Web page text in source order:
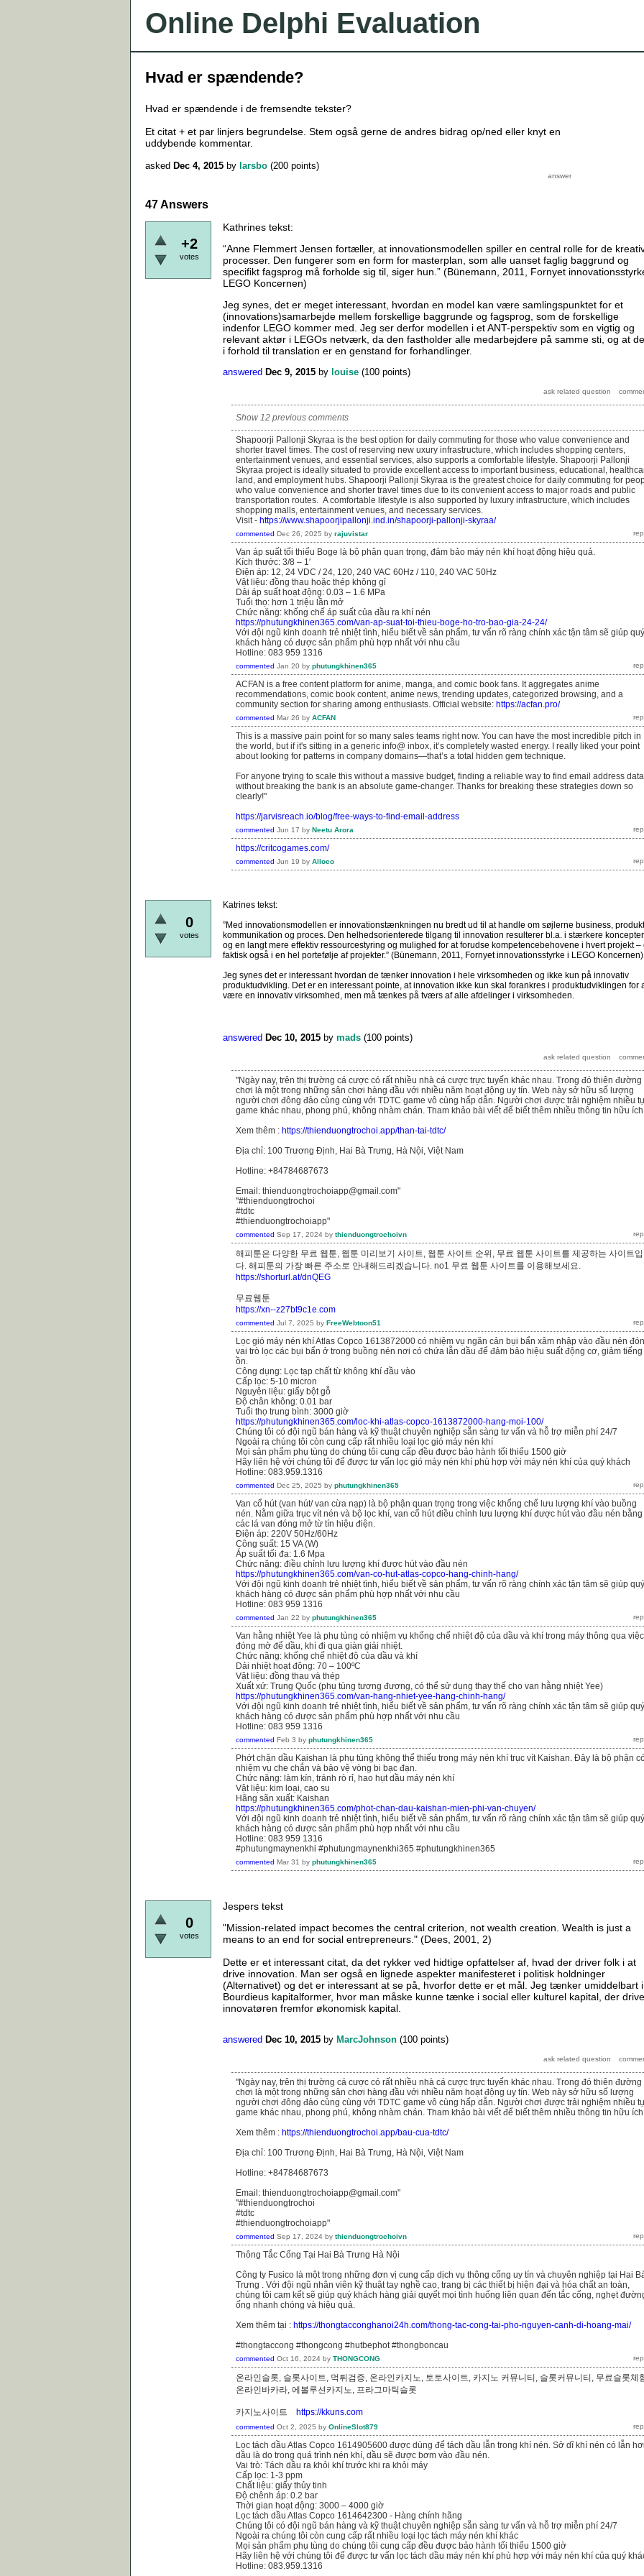
Online Delphi Evaluation
Hvad er spændende?
Hvad er spændende i de fremsendte tekster?
Et citat + et par linjers begrundelse. Stem også gerne de andres bidrag op/ned eller knyt en
uddybende kommentar.
asked Dec 4, 2015 by larsbo (200 points)
47 Answers
+2
votes
Kathrines tekst:
“Anne Flemmert Jensen fortæller, at innovationsmodellen spiller en central rolle for de
processer. Den fungerer som en form for masterplan, som alle uanset faglig baggrund og
specifikt fagsprog må forholde sig til, siger hun.” (Bünemann, 2011, Fornyet
LEGO Koncernen)
Jeg synes, det er meget interessant, hvordan en model kan være samlingspunktet for et
(innovations)samarbejde mellem forskellige baggrunde og fagsprog, som de forskellige
indenfor LEGO kommer med. Jeg ser derfor modellen i et ANT-perspektiv som en vigtig og
relevant aktør i LEGOs netværk, da den fastholder alle medarbejdere på samme sti, og at
i forhold til translation er en genstand for forhandlinger.
answered Dec 9, 2015 by louise (100 points)
Show 12 previous comments
Shapoorji Pallonji Skyraa is the best option for daily commuting for those who value convenience and
shorter travel times. The cost of reserving new uxury infrastructure, which includes shopping centers,
entertainment venues, and essential services, also supports a comfortable lifestyle. Shapoorji Pallonji
Skyraa project is ideally situated to provide excellent access to important business, educational,
land, and employment hubs. Shapoorji Pallonji Skyraa is the greatest choice for daily commuting for
who value convenience and shorter travel times due to its convenient access to major roads and public
transportation routes. A comfortable lifestyle is also supported by luxury infrastructure, which includes
shopping malls, entertainment venues, and necessary services.
Visit - https://www.shapoorjipallonji.ind.in/shapoorji-pallonji-skyraa/
commented Dec 26, 2025 by rajuvistar
Van áp suất tối thiểu Boge là bộ phận quan trọng, đảm bảo máy nén khí hoạt động hiệu quả.
Kích thước: 3/8 – 1′
Điện áp: 12, 24 VDC / 24, 120, 240 VAC 60Hz / 110, 240 VAC 50Hz
Vật liệu: đồng thau hoặc thép không gỉ
Dải áp suất hoạt động: 0.03 – 1.6 MPa
Tuổi thọ: hơn 1 triệu lần mở
Chức năng: khống chế áp suất của đầu ra khí nén
https://phutungkhinen365.com/van-ap-suat-toi-thieu-boge-ho-tro-bao-gia-24-24/
Với đội ngũ kinh doanh trẻ nhiệt tình, hiểu biết về sản phẩm, tư vấn rõ ràng chính xác tận tâm sẽ giúp quý
khách hàng có được sản phẩm phù hợp nhất với nhu cầu
Hotline: 083 959 1316
commented Jan 20 by phutungkhinen365
ACFAN is a free content platform for anime, manga, and comic book fans. It aggregates anime
recommendations, comic book content, anime news, trending updates, categorized browsing, and a
community section for sharing among enthusiasts. Official website: https://acfan.pro/
commented Mar 26 by ACFAN
This is a massive pain point for so many sales teams right now. You can have the most incredible pitch in
the world, but if it's sitting in a generic info@ inbox, it’s completely wasted energy. I really liked your point
about looking for patterns in company domains—that’s a total hidden gem technique.
For anyone trying to scale this without a massive budget, finding a reliable way to find email address data
without breaking the bank is an absolute game-changer. Thanks for breaking these strategies down so
clearly!"
https://jarvisreach.io/blog/free-ways-to-find-email-address
commented Jun 17 by Neetu Arora
https://critcogames.com/
commented Jun 19 by Alloco
0
votes
Katrines tekst:
”Med innovationsmodellen er innovationstænkningen nu bredt ud til at handle om søjlerne business,
kommunikation og proces. Den helhedsorienterede tilgang til innovation resulterer bl.a. i stærkere koncepter
og en langt mere effektiv ressourcestyring og mulighed for at forudse kompetencebehovene i hvert projekt –
faktisk også i en hel portefølje af projekter.” (Bünemann, 2011, Fornyet innovationsstyrke i LEGO Koncernen)
Jeg synes det er interessant hvordan de tænker innovation i hele virksomheden og ikke kun på innovativ
produktudvikling. Det er en interessant pointe, at innovation ikke kun skal forankres i produktudviklingen for
være en innovativ virksomhed, men må tænkes på tværs af alle afdelinger i virksomheden.
answered Dec 10, 2015 by mads (100 points)
"Ngày nay, trên thị trường cá cược có rất nhiều nhà cá cược trực tuyến khác nhau. Trong đó thiên đường
chơi là một trong những sân chơi hàng đầu với nhiều năm hoạt động uy tín. Web này sở hữu số lượng
người chơi đông đảo cùng cùng với TDTC game vô cùng hấp dẫn. Người chơi được trải nghiệm nhiều
game khác nhau, phong phú, không nhàm chán. Tham khảo bài viết để biết thêm nhiều thông tin hữu
Xem thêm : https://thienduongtrochoi.app/than-tai-tdtc/
Địa chỉ: 100 Trương Định, Hai Bà Trưng, Hà Nội, Việt Nam
Hotline: +84784687673
Email: thienduongtrochoiapp@gmail.com"
"#thienduongtrochoi
#tdtc
#thienduongtrochoiapp"
commented Sep 17, 2024 by thienduongtrochoivn
해피툰은 다양한 무료 웹툰, 웹툰 미리보기 사이트, 웹툰 사이트 순위, 무료 웹툰 사이트를 제공하는 사이트
다. 해피툰의 가장 빠른 주소로 안내해드리겠습니다. no1 무료 웹툰 사이트를 이용해보세요.
https://shorturl.at/dnQEG
무료웹툰
https://xn--z27bt9c1e.com
commented Jul 7, 2025 by FreeWebtoon51
Lọc gió máy nén khí Atlas Copco 1613872000 có nhiệm vụ ngăn cản bụi bẩn xâm nhập vào đầu nén
vai trò lọc các bụi bẩn ở trong buồng nén nơi có chứa lẫn dầu để đảm bảo hiệu suất động cơ, giảm tiếng
ồn.
Công dụng: Lọc tạp chất từ không khí đầu vào
Cấp lọc: 5-10 micron
Nguyên liệu: giấy bột gỗ
Độ chân không: 0.01 bar
Tuổi thọ trung bình: 3000 giờ
https://phutungkhinen365.com/loc-khi-atlas-copco-1613872000-hang-moi-100/
Chúng tôi có đội ngũ bán hàng và kỹ thuật chuyên nghiệp sẵn sàng tư vấn và hỗ trợ miễn phí 24/7
Ngoài ra chúng tôi còn cung cấp rất nhiều loại lọc gió máy nén khí
Mọi sản phẩm phụ tùng do chúng tôi cung cấp đều được bảo hành tối thiểu 1500 giờ
Hãy liên hệ với chúng tôi để được tư vấn lọc gió máy nén khí phù hợp với máy nén khí của quý khách
Hotline: 083.959.1316
commented Dec 25, 2025 by phutungkhinen365
Van cổ hút (van hút/ van cừa nạp) là bộ phận quan trọng trong việc khống chế lưu lượng khí vào buồng
nén. Nằm giữa trục vít nén và bộ lọc khí, van cổ hút điều chỉnh lưu lượng khí được hút vào đầu nén bằng
các lá van đóng mở từ tín hiệu điện.
Điện áp: 220V 50Hz/60Hz
Công suất: 15 VA (W)
Áp suất tối đa: 1.6 Mpa
Chức năng: điều chỉnh lưu lượng khí được hút vào đầu nén
https://phutungkhinen365.com/van-co-hut-atlas-copco-hang-chinh-hang/
Với đội ngũ kinh doanh trẻ nhiệt tình, hiểu biết về sản phẩm, tư vấn rõ ràng chính xác tận tâm sẽ giúp quý
khách hàng có được sản phẩm phù hợp nhất với nhu cầu
Hotline: 083 959 1316
commented Jan 22 by phutungkhinen365
Van hằng nhiệt Yee là phụ tùng có nhiệm vụ khống chế nhiệt độ của dầu và khí trong máy thông qua việc
đóng mở để dầu, khí đi qua giàn giải nhiệt.
Chức năng: khống chế nhiệt độ của dầu và khí
Dải nhiệt hoạt động: 70 – 100ºC
Vật liệu: đồng thau và thép
Xuất xứ: Trung Quốc (phụ tùng tương đương, có thể sử dụng thay thế cho van hằng nhiệt Yee)
https://phutungkhinen365.com/van-hang-nhiet-yee-hang-chinh-hang/
Với đội ngũ kinh doanh trẻ nhiệt tình, hiểu biết về sản phẩm, tư vấn rõ ràng chính xác tận tâm sẽ giúp quý
khách hàng có được sản phẩm phù hợp nhất với nhu cầu
Hotline: 083 959 1316
commented Feb 3 by phutungkhinen365
Phớt chặn dầu Kaishan là phụ tùng không thể thiếu trong máy nén khí trục vít Kaishan. Đây là bộ phận
nhiệm vụ che chắn và bảo vệ vòng bi bạc đạn.
Chức năng: làm kín, tránh rò rỉ, hao hụt dầu máy nén khí
Vật liệu: kim loại, cao su
Hãng sãn xuất: Kaishan
https://phutungkhinen365.com/phot-chan-dau-kaishan-mien-phi-van-chuyen/
Với đội ngũ kinh doanh trẻ nhiệt tình, hiểu biết về sản phẩm, tư vấn rõ ràng chính xác tận tâm sẽ giúp quý
khách hàng có được sản phẩm phù hợp nhất với nhu cầu
Hotline: 083 959 1316
#phutungmaynenkhi #phutungmaynenkhi365 #phutungkhinen365
commented Mar 31 by phutungkhinen365
0
votes
Jespers tekst
"Mission-related impact becomes the central criterion, not wealth creation. Wealth is just a
means to an end for social entrepreneurs." (Dees, 2001, 2)
Dette er et interessant citat, da det rykker ved hidtige opfattelser af, hvad der driver folk i at
drive innovation. Man ser også en lignede aspekter manifesteret i politisk holdninger
(Alternativet) og det er interessant at se på, hvorfor dette er et mål. Jeg tænker umiddelbart i
Bourdieus kapitalformer, hvor man måske kunne tænke i social eller kulturel kapital, der
innovatøren fremfor økonomisk kapital.
answered Dec 10, 2015 by MarcJohnson (100 points)
"Ngày nay, trên thị trường cá cược có rất nhiều nhà cá cược trực tuyến khác nhau. Trong đó thiên đường
chơi là một trong những sân chơi hàng đầu với nhiều năm hoạt động uy tín. Web này sở hữu số lượng
người chơi đông đảo cùng cùng với TDTC game vô cùng hấp dẫn. Người chơi được trải nghiệm nhiều
game khác nhau, phong phú, không nhàm chán. Tham khảo bài viết để biết thêm nhiều thông tin hữu
Xem thêm : https://thienduongtrochoi.app/bau-cua-tdtc/
Địa chỉ: 100 Trương Định, Hai Bà Trưng, Hà Nội, Việt Nam
Hotline: +84784687673
Email: thienduongtrochoiapp@gmail.com"
"#thienduongtrochoi
#tdtc
#thienduongtrochoiapp"
commented Sep 17, 2024 by thienduongtrochoivn
Thông Tắc Cống Tại Hai Bà Trưng Hà Nội
Công ty Fusico là một trong những đơn vị cung cấp dịch vụ thông cống uy tín và chuyên nghiệp tại Hai
Trưng . Với đội ngũ nhân viên kỹ thuật tay nghề cao, trang bị các thiết bị hiện đại và hóa chất an toàn,
chúng tôi cam kết sẽ giúp quý khách hàng giải quyết mọi tình huống liên quan đến tắc cống, nghẹt
ống nhanh chóng và hiệu quả.
Xem thêm tại : https://thongtacconghanoi24h.com/thong-tac-cong-tai-pho-nguyen-canh-di-hoang-mai/
#thongtaccong #thongcong #hutbephot #thongboncau
commented Oct 16, 2024 by THONGCONG
온라인슬롯, 슬롯사이트, 먹튀검증, 온라인카지노, 토토사이트, 카지노 커뮤니티, 슬롯커뮤니티, 무료슬롯체
온라인바카라, 에볼루션카지노, 프라그마틱슬롯
카지노사이트 https://kkuns.com
commented Oct 2, 2025 by OnlineSlot879
Lọc tách dầu Atlas Copco 1614905600 được dùng để tách dầu lẫn trong khí nén. Sở dĩ khí nén có lẫn
dầu là do trong quá trình nén khí, dầu sẽ được bơm vào đầu nén.
Vai trò: Tách dầu ra khỏi khí trước khi ra khỏi máy
Cấp lọc: 1-3 ppm
Chất liệu: giấy thủy tinh
Độ chênh áp: 0.2 bar
Thời gian hoạt động: 3000 – 4000 giờ
Lọc tách dầu Atlas Copco 1614642300 - Hàng chính hãng
Chúng tôi có đội ngũ bán hàng và kỹ thuật chuyên nghiệp sẵn sàng tư vấn và hỗ trợ miễn phí 24/7
Ngoài ra chúng tôi còn cung cấp rất nhiều loại lọc tách máy nén khí khác
Mọi sản phẩm phụ tùng do chúng tôi cung cấp đều được bảo hành tối thiểu 1500 giờ
Hãy liên hệ với chúng tôi để được tư vấn lọc tách dầu máy nén khí phù hợp với máy nén khí của quý
Hotline: 083.959.1316